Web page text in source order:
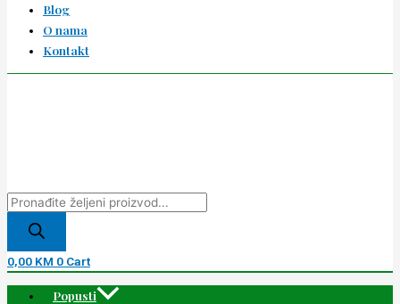
Blog
O nama
Kontakt
0,00 KM 0 Cart
Popusti